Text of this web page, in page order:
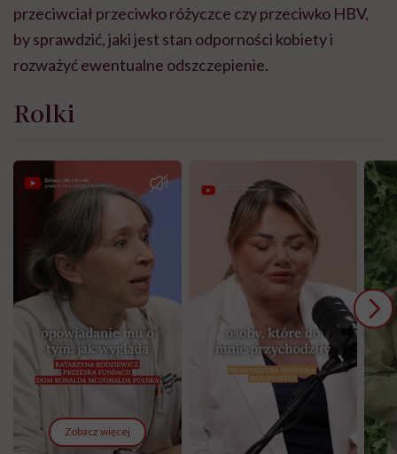
przeciwciał przeciwko różyczce czy przeciwko HBV,
by sprawdzić, jaki jest stan odporności kobiety i
rozważyć ewentualne odszczepienie.
Rolki
Zobacz więcej